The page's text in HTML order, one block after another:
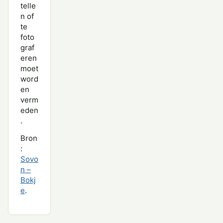
telle
n of
te
foto
graf
eren
moet
word
en
verm
eden
.
Bron
:
Sovo
n –
Bokj
e.